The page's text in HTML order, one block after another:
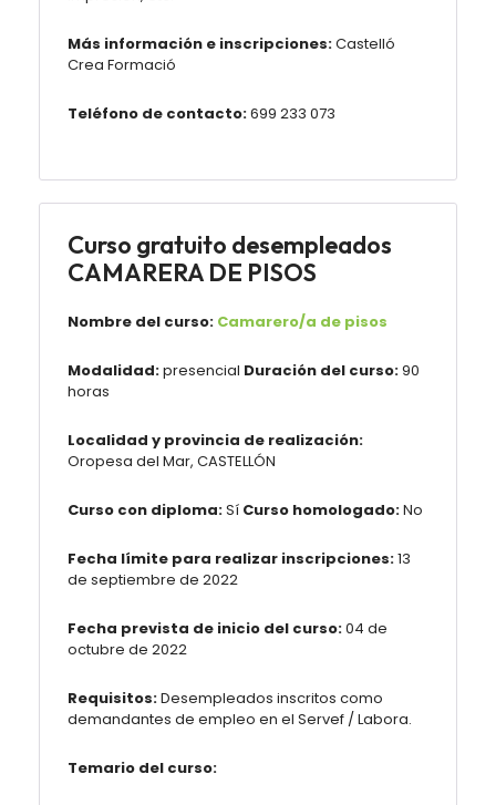
Más información e inscripciones:Castelló
Crea Formació
Teléfono de contacto:699 233 073
Curso gratuito desempleados
CAMARERA DE PISOS
Nombre del curso: Camarero/a de pisos
Modalidad:presencial Duración del curso:90
horas
Localidad y provincia de realización:
Oropesa del Mar, CASTELLÓN
Curso con diploma:Sí Curso homologado:No
Fecha límite para realizar inscripciones:13
de septiembre de 2022
Fecha prevista de inicio del curso:04 de
octubre de 2022
Requisitos:Desempleados inscritos como
demandantes de empleo en el Servef / Labora.
Temario del curso: